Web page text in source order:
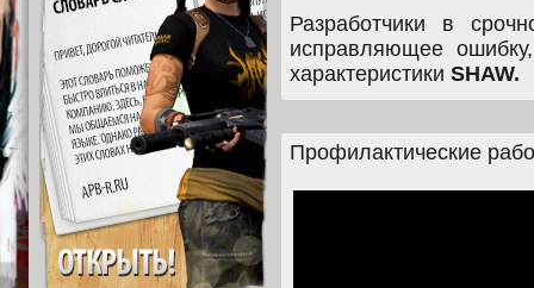
Разработчики в
исправляющее
характеристики SHAW.
Профилактические